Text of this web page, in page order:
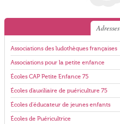
Adresses
Associations des ludothèques françaises
Associations pour la petite enfance
Écoles CAP Petite Enfance 75
Écoles d'auxiliaire de puériculture 75
Écoles d'éducateur de jeunes enfants
Écoles de Puéricultrice